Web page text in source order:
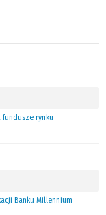
rynku
Banku Millennium